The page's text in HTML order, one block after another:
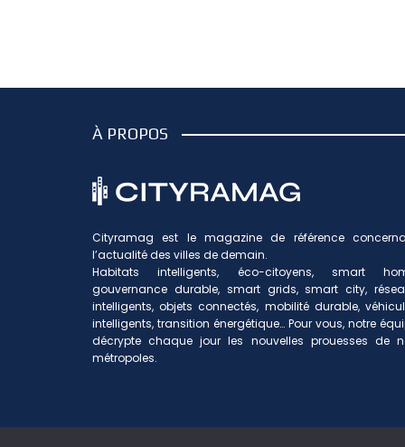
À PROPOS
Cityramag est le magazine de référence
l’actualité des villes de demain.
Habitats intelligents, éco-citoyens, smart
gouvernance durable, smart grids, smart city,
intelligents, objets connectés, mobilité durable,
intelligents, transition énergétique… Pour vous, notre
décrypte chaque jour les nouvelles prouesses de
métropoles.